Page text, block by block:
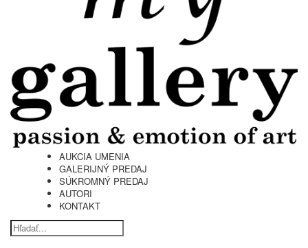
AUKCIA UMENIA
GALERIJNÝ PREDAJ
SÚKROMNÝ PREDAJ
AUTORI
KONTAKT